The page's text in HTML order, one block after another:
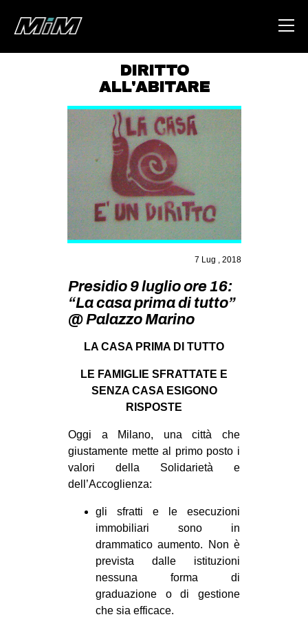
HOME
ABOUT
AREA
DEGENERAZIONE
GAZA FREESTYLE
CSOA LAMBRETTA
MSM
STUDENTI TSUNAMI
ZAM
MILANO
SPORT POPOLARE
MOVIMENTI
AMBIENTE
ANTIFASCISMO
DIRITTO ALL’ABITARE
GENERI
MIGRAZIONI
PRECARIATO
REPRESSIONE
STUDENTI
DIRITTO
ALL'ABITARE
7 Lug , 2018
Presidio 9 luglio ore 16:
“La casa prima di tutto”
@ Palazzo Marino
LA CASA PRIMA DI TUTTO
LE FAMIGLIE SFRATTATE E
SENZA CASA ESIGONO
RISPOSTE
Oggi a Milano, una città che
giustamente mette al primo posto i
valori della Solidarietà e
dell’Accoglienza:
gli sfratti e le esecuzioni
immobiliari sono in
drammatico aumento. Non è
prevista dalle istituzioni
nessuna forma di
graduazione o di gestione
che sia efficace.